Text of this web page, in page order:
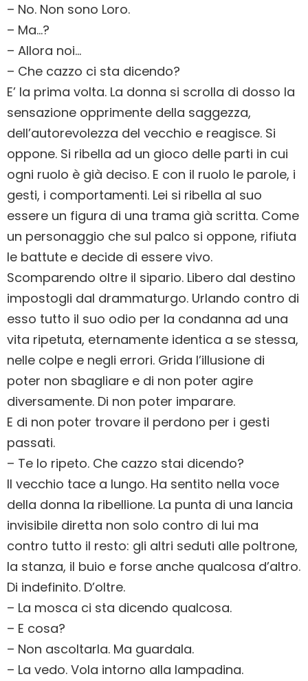
– No. Non sono Loro.
– Ma…?
– Allora noi…
– Che cazzo ci sta dicendo?
E’ la prima volta. La donna si scrolla di dosso la
sensazione opprimente della saggezza,
dell’autorevolezza del vecchio e reagisce. Si
oppone. Si ribella ad un gioco delle parti in cui
ogni ruolo è già deciso. E con il ruolo le parole, i
gesti, i comportamenti. Lei si ribella al suo
essere un figura di una trama già scritta. Come
un personaggio che sul palco si oppone, rifiuta
le battute e decide di essere vivo.
Scomparendo oltre il sipario. Libero dal destino
impostogli dal drammaturgo. Urlando contro di
esso tutto il suo odio per la condanna ad una
vita ripetuta, eternamente identica a se stessa,
nelle colpe e negli errori. Grida l’illusione di
poter non sbagliare e di non poter agire
diversamente. Di non poter imparare.
E di non poter trovare il perdono per i gesti
passati.
– Te lo ripeto. Che cazzo stai dicendo?
Il vecchio tace a lungo. Ha sentito nella voce
della donna la ribellione. La punta di una lancia
invisibile diretta non solo contro di lui ma
contro tutto il resto: gli altri seduti alle poltrone,
la stanza, il buio e forse anche qualcosa d’altro.
Di indefinito. D’oltre.
– La mosca ci sta dicendo qualcosa.
– E cosa?
– Non ascoltarla. Ma guardala.
– La vedo. Vola intorno alla lampadina.